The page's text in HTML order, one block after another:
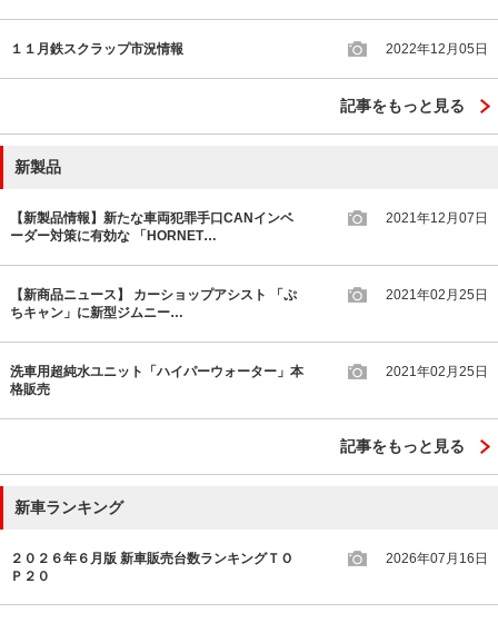
１１月鉄スクラップ市況情報 2022年12月05日
記事をもっと見る
新製品
【新製品情報】新たな車両犯罪手口CANインベ
ーダー対策に有効な 「HORNET…
2021年12月07日
【新商品ニュース】 カーショップアシスト 「ぷ
ちキャン」に新型ジムニー…
2021年02月25日
洗車用超純水ユニット「ハイパーウォーター」本
格販売
2021年02月25日
記事をもっと見る
新車ランキング
２０２６年６月版 新車販売台数ランキングＴＯ
Ｐ２０
2026年07月16日